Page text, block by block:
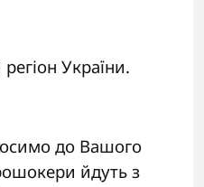
України.
до Вашого
йдуть з